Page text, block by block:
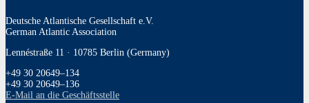
Deutsche Atlantische Gesellschaft e.V.
German Atlantic Association
Lennéstraße 11 · 10785 Berlin (Germany)
+49 30 20649–134
+49 30 20649–136
E‑Mail an die Geschäftsstelle